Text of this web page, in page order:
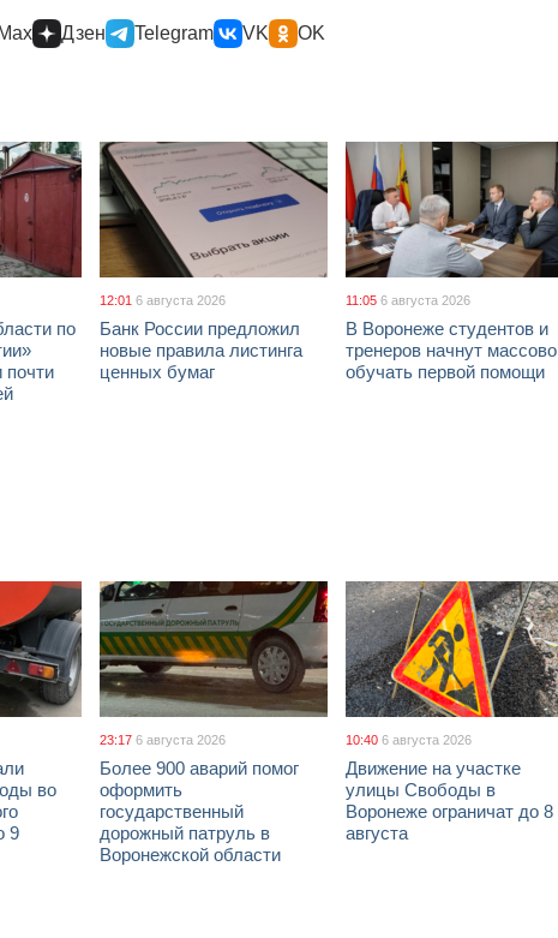
Max Дзен Telegram VK OK
по
почти
12:01 6 августа 2026
Банк России предложил
новые правила листинга
ценных бумаг
11:05 6 августа 2026
В Воронеже студентов и
тренеров начнут массово
обучать первой помощи
во
9
23:17 6 августа 2026
Более 900 аварий помог
оформить
государственный
дорожный патруль в
Воронежской области
10:40 6 августа 2026
Движение на участке
улицы Свободы в
Воронеже ограничат до 8
августа